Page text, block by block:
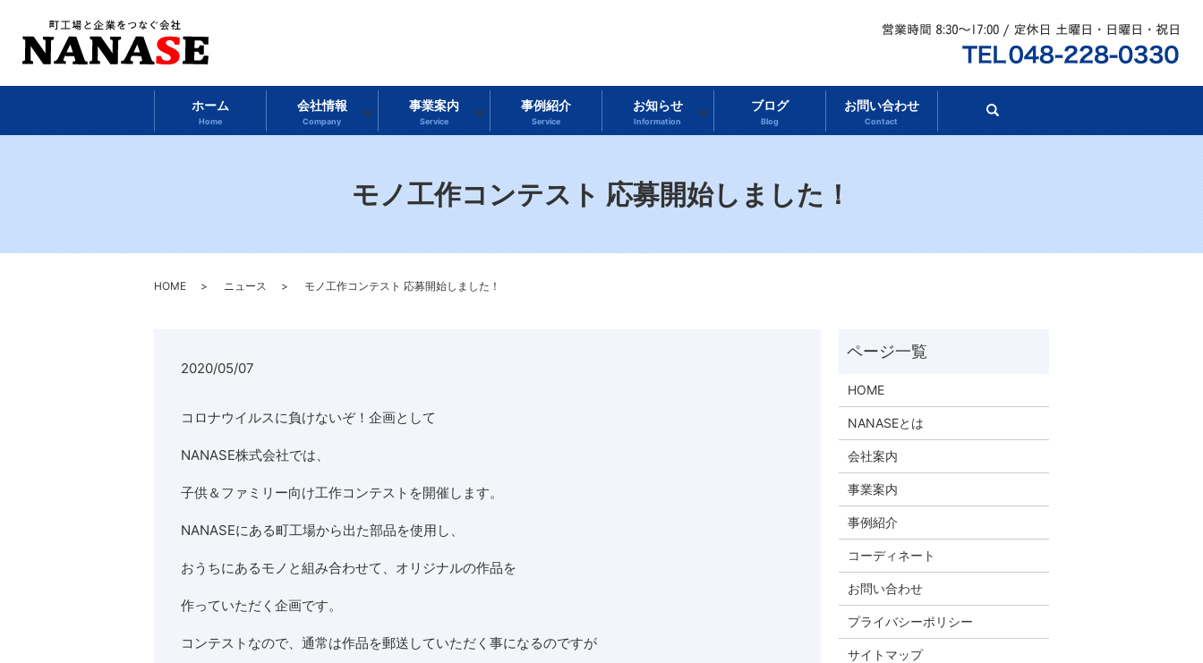
ホーム
Home
会社情報
Company
事業案内
Service
事例紹介
Service
お知らせ
Information
ブログ
Blog
お問い合わせ
Contact search
モノ工作コンテスト 応募開始しました！
HOME ニュース モノ工作コンテスト 応募開始しました！
2020/05/07
コロナウイルスに負けないぞ！企画として
NANASE株式会社では、
子供＆ファミリー向け工作コンテストを開催します。
NANASEにある町工場から出た部品を使用し、
おうちにあるモノと組み合わせて、オリジナルの作品を
作っていただく企画です。
コンテストなので、通常は作品を郵送していただく事になるのですが
HOME
NANASEとは
会社案内
事業案内
事例紹介
コーディネート
お問い合わせ
プライバシーポリシー
サイトマップ